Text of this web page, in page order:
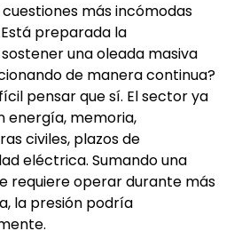
más incómodas
preparada la
una oleada masiva
de manera continua?
pensar que sí. El sector ya
energía, memoria,
civiles, plazos de
eléctrica. Sumando una
requiere operar durante más
la presión podría